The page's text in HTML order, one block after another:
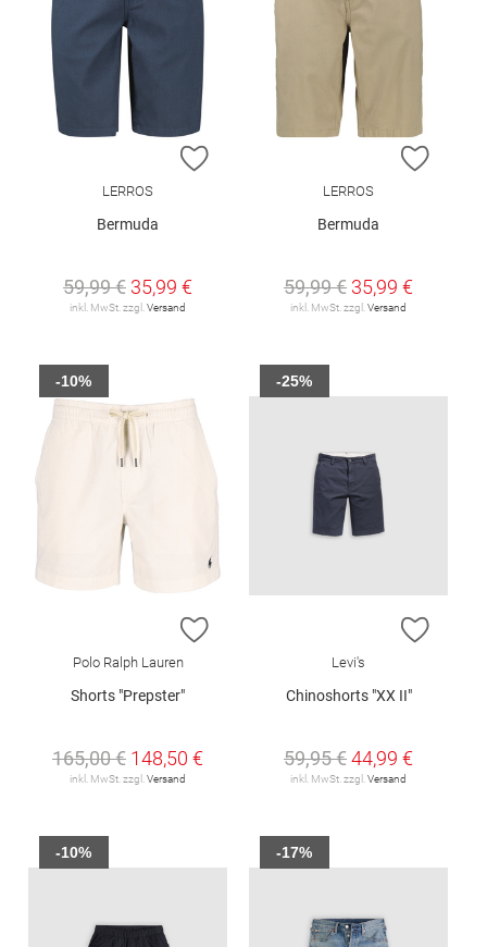
ZUR WUNSCHLISTE HINZUFÜGEN
LERROS
Bermuda
59,99 € 35,99 €
inkl. MwSt. zzgl.Versand
ZUR
LERROS
Bermuda
59,99 € 35,99 €
inkl. MwSt. zzgl.Versand
ZUR WUNSCHLISTE HINZUFÜGEN
Polo Ralph Lauren
Shorts "Prepster"
165,00 € 148,50 €
inkl. MwSt. zzgl. Versand
-10%
ZUR
Levi's
Chinoshorts "XX II"
59,95 €44,99 €
inkl. MwSt. zzgl. Versand
-25%
-10% -17%